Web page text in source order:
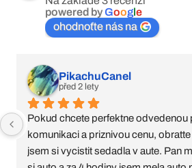
powered byGoogle
ohodnoťte nás na
PikachuCanel
před 2 lety
Pokud chcete perfektne odvedenou
komunikaci a priznivou cenu,
jsem si vycistit sedadla v aute. Pan